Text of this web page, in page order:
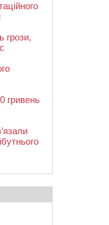
грози,
гривень